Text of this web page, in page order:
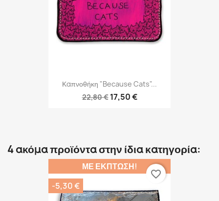
Καπνοθήκη "Because Cats"...
22,80 € 17,50 €
4 ακόμα προϊόντα στην ίδια κατηγορία:
ΜΕ ΈΚΠΤΩΣΗ!
-5,30 €
favorite_border